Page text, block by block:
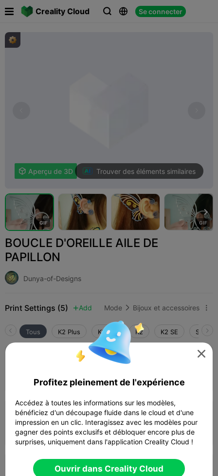
Creality Cloud   Se connecter
 Aperçu de 3D Trouver des éléments similaires
GIF GIF

BOUCLE D'OREILLE AILE DE
PAPILLON
Dunya-of-Designs
Print Settings (5)  Add Mode  Bijoux et accessoires 
Tous K2 Plus K2 Pro K2 K2 SE
Couche de 0,2 mm, 3 parois, 15 % de
4.8
couche 0,2 mm, 3 parois, 20 % de
remplissage
 41m 46s  1 plates  16.95g
Couche de 0,2 mm, 3 parois, 15 % de

Profitez pleinement de l'expérience
Accédez à toutes les informations sur les modèles,
bénéficiez d'un découpage fluide dans le cloud et d'une
impression en un clic. Interagissez avec les modèles pour
gagner des points exclusifs et débloquer encore plus de
surprises, uniquement dans l'application Creality Cloud !
Ouvrir dans Creality Cloud